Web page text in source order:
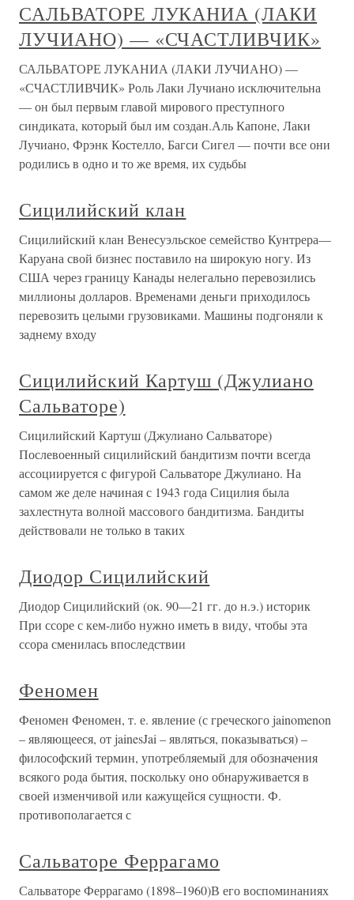
САЛЬВАТОРЕ ЛУКАНИА (ЛАКИ
ЛУЧИАНО) — «СЧАСТЛИВЧИК»
САЛЬВАТОРЕ ЛУКАНИА (ЛАКИ ЛУЧИАНО) —
«СЧАСТЛИВЧИК» Роль Лаки Лучиано исключительна
— он был первым главой мирового преступного
синдиката, который был им создан.Аль Капоне, Лаки
Лучиано, Фрэнк Костелло, Багси Сигел — почти все они
родились в одно и то же время, их судьбы
Сицилийский клан
Сицилийский клан Венесуэльское семейство Кунтрера—
Каруана свой бизнес поставило на широкую ногу. Из
США через границу Канады нелегально перевозились
миллионы долларов. Временами деньги приходилось
перевозить целыми грузовиками. Машины подгоняли к
заднему входу
Сицилийский Картуш (Джулиано
Сальваторе)
Сицилийский Картуш (Джулиано Сальваторе)
Послевоенный сицилийский бандитизм почти всегда
ассоциируется с фигурой Сальваторе Джулиано. На
самом же деле начиная с 1943 года Сицилия была
захлестнута волной массового бандитизма. Бандиты
действовали не только в таких
Диодор Сицилийский
Диодор Сицилийский (ок. 90—21 гг. до н.э.) историк
При ссоре с кем-либо нужно иметь в виду, чтобы эта
ссора сменилась впоследствии
Феномен
Феномен Феномен, т. е. явление (с греческого jainomenon
– являющееся, от jainesJai – являться, показываться) –
философский термин, употребляемый для обозначения
всякого рода бытия, поскольку оно обнаруживается в
своей изменчивой или кажущейся сущности. Ф.
противополагается с
Сальваторе Феррагамо
Сальваторе Феррагамо (1898–1960)В его воспоминаниях